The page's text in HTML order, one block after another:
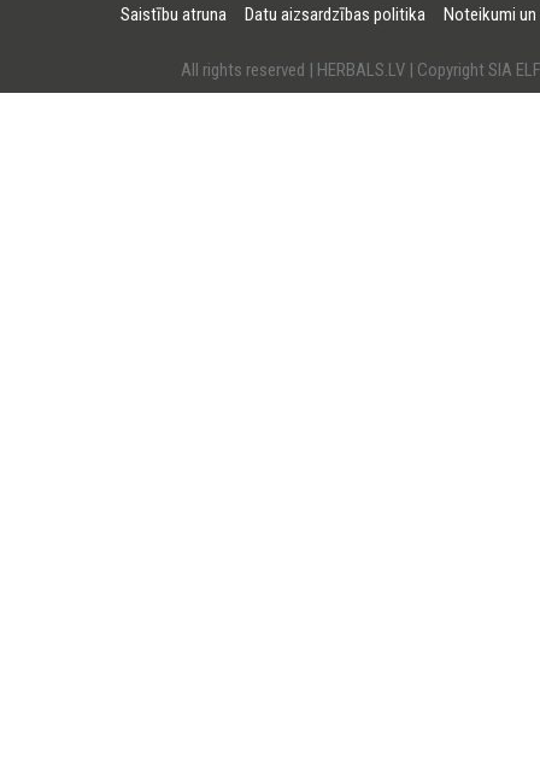
Saistību atruna Datu aizsardzības politika Noteikumi
All rights reserved | HERBALS.LV | Copyright SIA